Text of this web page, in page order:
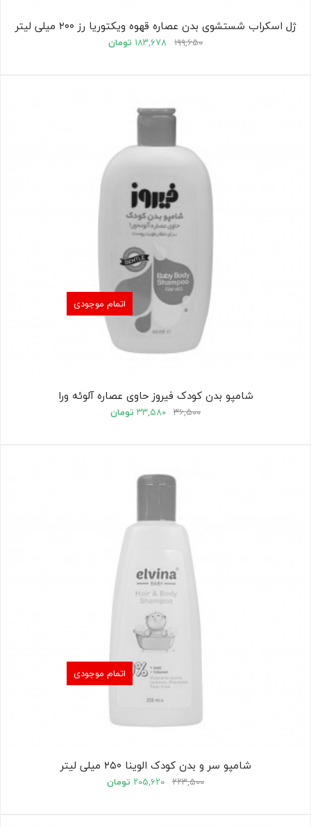
ژل اسکراب شستشوی بدن عصاره قهوه ویکتوریا رز ۲۰۰ میلی لیتر
۱۹۹,۶۵۰ ۱۸۳,۶۷۸ تومان
اتمام موجودی
شامپو بدن کودک فیروز حاوی عصاره آلوئه ورا
۳۶,۵۰۰ ۳۳,۵۸۰ تومان
اتمام موجودی
شامپو سر و بدن کودک الوینا ۲۵۰ میلی لیتر
۲۲۳,۵۰۰ ۲۰۵,۶۲۰ تومان